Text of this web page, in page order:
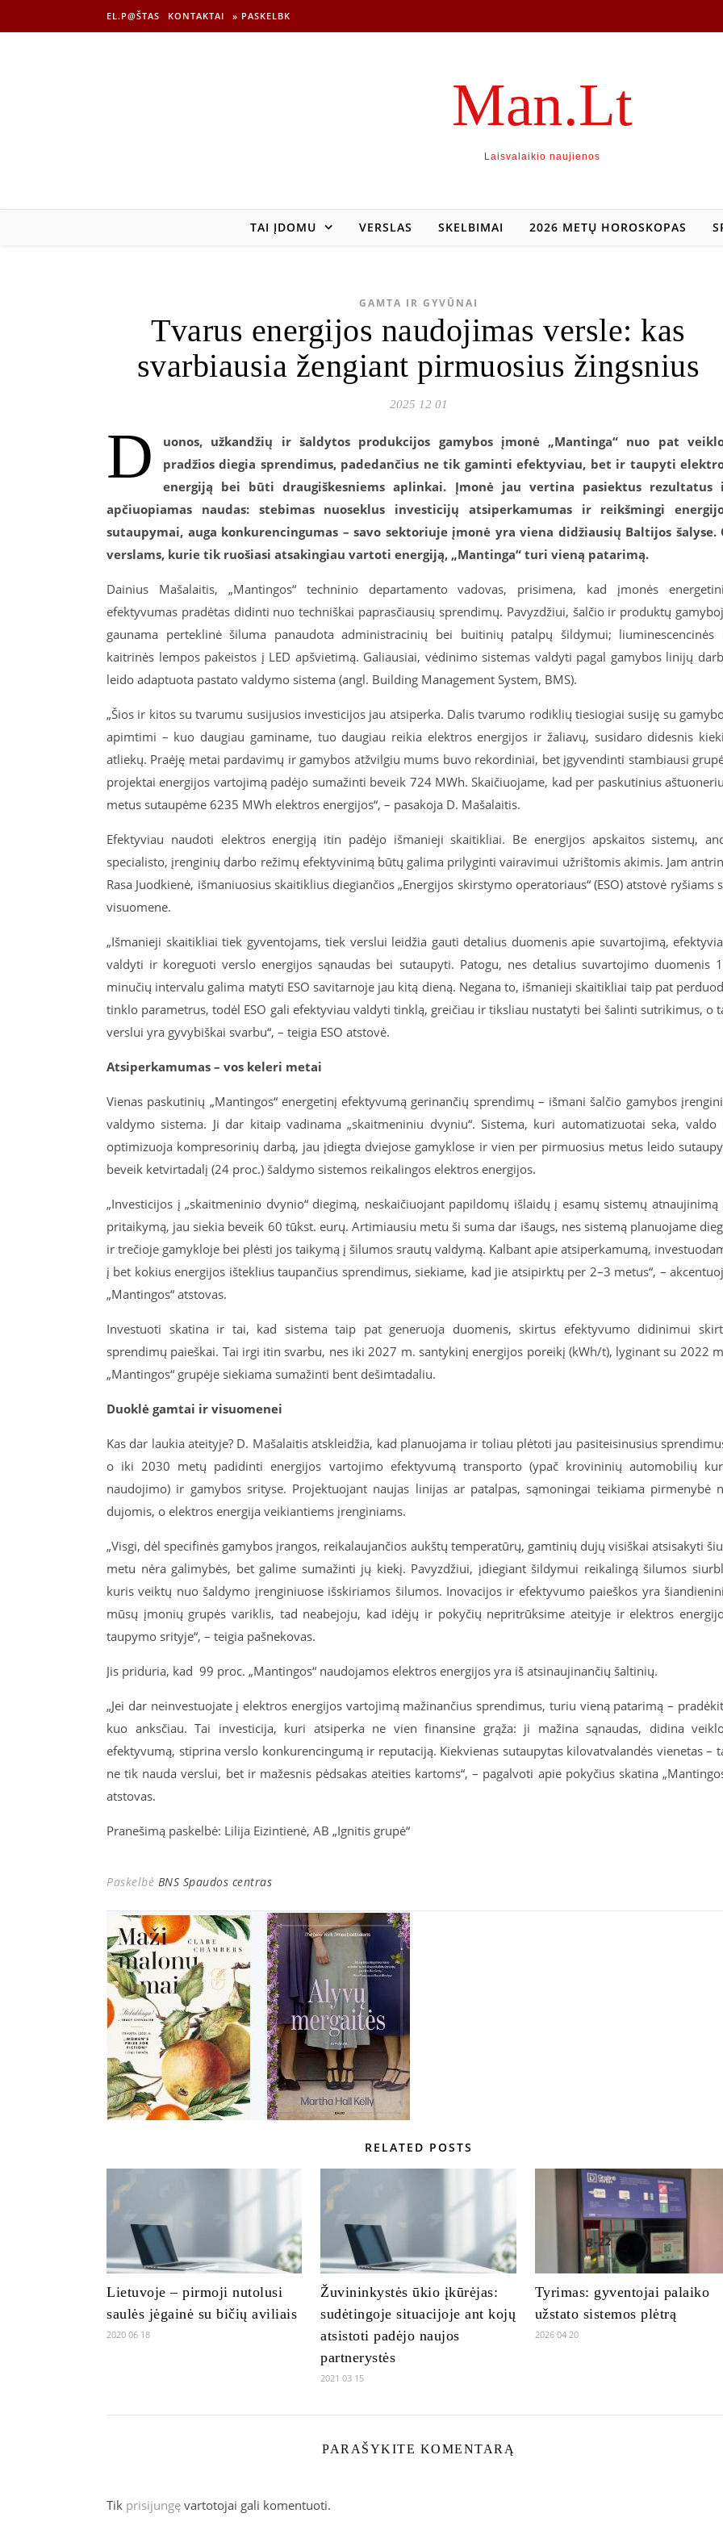
EL.P@ŠTAS KONTAKTAI » PASKELBK
Man.Lt
Laisvalaikio naujienos
TAI ĮDOMU VERSLAS SKELBIMAI 2026 METŲ HOROSKOPAS
GAMTA IR GYVŪNAI
Tvarus energijos naudojimas versle: kas
svarbiausia žengiant pirmuosius žingsnius
2025 12 01
D
uonos, užkandžių ir šaldytos produkcijos gamybos įmonė „Mantinga“ nuo pat
pradžios diegia sprendimus, padedančius ne tik gaminti efektyviau, bet ir taupyti
energiją bei būti draugiškesniems aplinkai. Įmonė jau vertina pasiektus rezultatus
apčiuopiamas naudas: stebimas nuoseklus investicijų atsiperkamumas ir reikšmingi
sutaupymai, auga konkurencingumas – savo sektoriuje įmonė yra viena didžiausių Baltijos šalyse.
verslams, kurie tik ruošiasi atsakingiau vartoti energiją, „Mantinga“ turi vieną patarimą.
Dainius Mašalaitis, „Mantingos“ techninio departamento vadovas, prisimena, kad įmonės
efektyvumas pradėtas didinti nuo techniškai paprasčiausių sprendimų. Pavyzdžiui, šalčio ir produktų
gaunama perteklinė šiluma panaudota administracinių bei buitinių patalpų šildymui; liuminescencinės
kaitrinės lempos pakeistos į LED apšvietimą. Galiausiai, vėdinimo sistemas valdyti pagal gamybos linijų
leido adaptuota pastato valdymo sistema (angl. Building Management System, BMS).
„Šios ir kitos su tvarumu susijusios investicijos jau atsiperka. Dalis tvarumo rodiklių tiesiogiai susiję su
apimtimi – kuo daugiau gaminame, tuo daugiau reikia elektros energijos ir žaliavų, susidaro didesnis
atliekų. Praėję metai pardavimų ir gamybos atžvilgiu mums buvo rekordiniai, bet įgyvendinti stambiausi
projektai energijos vartojimą padėjo sumažinti beveik 724 MWh. Skaičiuojame, kad per paskutinius
metus sutaupėme 6235 MWh elektros energijos“, – pasakoja D. Mašalaitis.
Efektyviau naudoti elektros energiją itin padėjo išmanieji skaitikliai. Be energijos apskaitos sistemų,
specialisto, įrenginių darbo režimų efektyvinimą būtų galima prilyginti vairavimui užrištomis akimis. Jam
Rasa Juodkienė, išmaniuosius skaitiklius diegiančios „Energijos skirstymo operatoriaus“ (ESO) atstovė ryšiams
visuomene.
„Išmanieji skaitikliai tiek gyventojams, tiek verslui leidžia gauti detalius duomenis apie suvartojimą,
valdyti ir koreguoti verslo energijos sąnaudas bei sutaupyti. Patogu, nes detalius suvartojimo duomenis
minučių intervalu galima matyti ESO savitarnoje jau kitą dieną. Negana to, išmanieji skaitikliai taip pat
tinklo parametrus, todėl ESO gali efektyviau valdyti tinklą, greičiau ir tiksliau nustatyti bei šalinti sutrikimus, o
verslui yra gyvybiškai svarbu“, – teigia ESO atstovė.
Atsiperkamumas – vos keleri metai
Vienas paskutinių „Mantingos“ energetinį efektyvumą gerinančių sprendimų – išmani šalčio gamybos
valdymo sistema. Ji dar kitaip vadinama „skaitmeniniu dvyniu“. Sistema, kuri automatizuotai seka, valdo
optimizuoja kompresorinių darbą, jau įdiegta dviejose gamyklose ir vien per pirmuosius metus leido
beveik ketvirtadalį (24 proc.) šaldymo sistemos reikalingos elektros energijos.
„Investicijos į „skaitmeninio dvynio“ diegimą, neskaičiuojant papildomų išlaidų į esamų sistemų atnaujinimą
pritaikymą, jau siekia beveik 60 tūkst. eurų. Artimiausiu metu ši suma dar išaugs, nes sistemą planuojame
ir trečioje gamykloje bei plėsti jos taikymą į šilumos srautų valdymą. Kalbant apie atsiperkamumą,
į bet kokius energijos išteklius taupančius sprendimus, siekiame, kad jie atsipirktų per 2–3 metus“, –
„Mantingos“ atstovas.
Investuoti skatina ir tai, kad sistema taip pat generuoja duomenis, skirtus efektyvumo didinimui
sprendimų paieškai. Tai irgi itin svarbu, nes iki 2027 m. santykinį energijos poreikį (kWh/t), lyginant su 2022
„Mantingos“ grupėje siekiama sumažinti bent dešimtadaliu.
Duoklė gamtai ir visuomenei
Kas dar laukia ateityje? D. Mašalaitis atskleidžia, kad planuojama ir toliau plėtoti jau pasiteisinusius
o iki 2030 metų padidinti energijos vartojimo efektyvumą transporto (ypač krovininių automobilių
naudojimo) ir gamybos srityse. Projektuojant naujas linijas ar patalpas, sąmoningai teikiama pirmenybė
dujomis, o elektros energija veikiantiems įrenginiams.
„Visgi, dėl specifinės gamybos įrangos, reikalaujančios aukštų temperatūrų, gamtinių dujų visiškai atsisakyti
metu nėra galimybės, bet galime sumažinti jų kiekį. Pavyzdžiui, įdiegiant šildymui reikalingą šilumos
kuris veiktų nuo šaldymo įrenginiuose išskiriamos šilumos. Inovacijos ir efektyvumo paieškos yra
mūsų įmonių grupės variklis, tad neabejoju, kad idėjų ir pokyčių nepritrūksime ateityje ir elektros
taupymo srityje“, – teigia pašnekovas.
Jis priduria, kad 99 proc. „Mantingos“ naudojamos elektros energijos yra iš atsinaujinančių šaltinių.
„Jei dar neinvestuojate į elektros energijos vartojimą mažinančius sprendimus, turiu vieną patarimą –
kuo anksčiau. Tai investicija, kuri atsiperka ne vien finansine grąža: ji mažina sąnaudas, didina
efektyvumą, stiprina verslo konkurencingumą ir reputaciją. Kiekvienas sutaupytas kilovatvalandės vienetas –
ne tik nauda verslui, bet ir mažesnis pėdsakas ateities kartoms“, – pagalvoti apie pokyčius skatina
atstovas.
Pranešimą paskelbė: Lilija Eizintienė, AB „Ignitis grupė“
Paskelbė BNS Spaudos centras
RELATED POSTS
Lietuvoje – pirmoji nutolusi
saulės jėgainė su bičių aviliais
2020 06 18
Žuvininkystės ūkio įkūrėjas:
sudėtingoje situacijoje ant kojų
atsistoti padėjo naujos
partnerystės
2021 03 15
Tyrimas: gyventojai palaiko
užstato sistemos plėtrą
2026 04 20
PARAŠYKITE KOMENTARĄ
Tik prisijungę vartotojai gali komentuoti.